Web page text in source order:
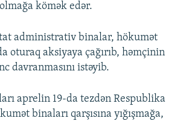
kömək edər.
administrativ binalar, hökumət
oturaq aksiyaya çağırıb, həmçinin
davranmasını istəyib.
aprelin 19-da tezdən Respublika
binaları qarşısına yığışmağa,